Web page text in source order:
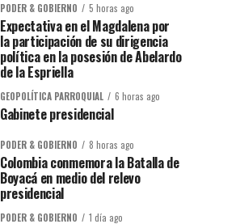
PODER & GOBIERNO 5 horas ago
Expectativa en el Magdalena por
la participación de su dirigencia
política en la posesión de Abelardo
de la Espriella
GEOPOLÍTICA PARROQUIAL 6 horas ago
Gabinete presidencial
PODER & GOBIERNO 8 horas ago
Colombia conmemora la Batalla de
Boyacá en medio del relevo
presidencial
PODER & GOBIERNO 1 día ago